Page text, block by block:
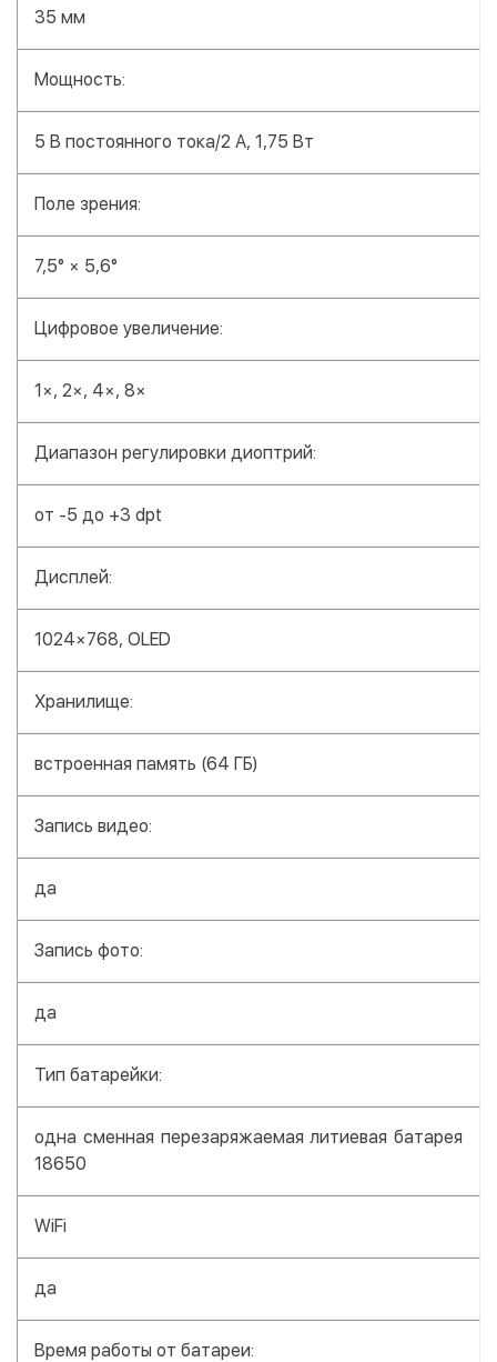
35 мм
Мощность:
5 В постоянного тока/2 А, 1,75 Вт
Поле зрения:
7,5° × 5,6°
Цифровое увеличение:
1×, 2×, 4×, 8×
Диапазон регулировки диоптрий:
от -5 до +3 dpt
Дисплей:
1024×768, OLED
Хранилище:
встроенная память (64 ГБ)
Запись видео:
да
Запись фото:
да
Тип батарейки:
одна сменная перезаряжаемая литиевая батарея
18650
WiFi
да
Время работы от батареи: